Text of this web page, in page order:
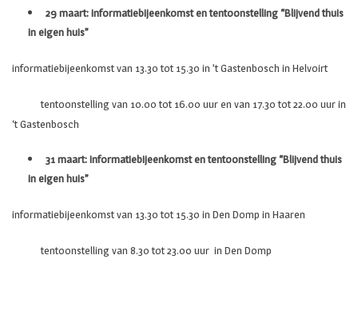
29 maart: informatiebijeenkomst en tentoonstelling “Blijvend thuis
in eigen huis”
informatiebijeenkomst van 13.30 tot 15.30 in ’t Gastenbosch in Helvoirt
tentoonstelling van 10.00 tot 16.00 uur en van 17.30 tot 22.00 uur in
‘t Gastenbosch
31 maart: informatiebijeenkomst en tentoonstelling “Blijvend thuis
in eigen huis”
informatiebijeenkomst van 13.30 tot 15.30 in Den Domp in Haaren
tentoonstelling van 8.30 tot 23.00 uur in Den Domp